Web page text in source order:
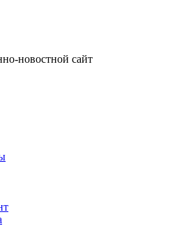
новостной сайт